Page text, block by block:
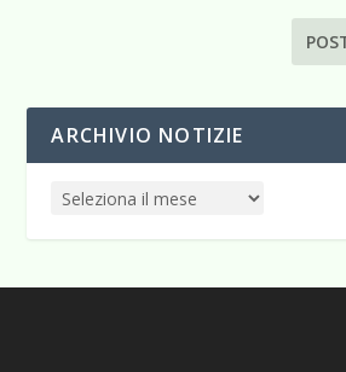
ARCHIVIO NOTIZIE